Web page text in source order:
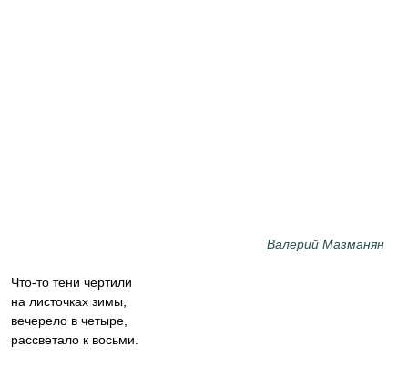
Валерий Мазманян
Что-то тени чертили
на листочках зимы,
вечерело в четыре,
рассветало к восьми.